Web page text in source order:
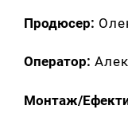
Продюсер:
Оператор:
Монтаж/